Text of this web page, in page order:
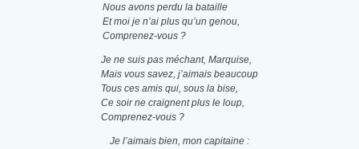
Nous avons perdu la bataille
Et moi je n’ai plus qu’un genou,
Comprenez-vous ?
Je ne suis pas méchant, Marquise,
Mais vous savez, j’aimais beaucoup
Tous ces amis qui, sous la bise,
Ce soir ne craignent plus le loup,
Comprenez-vous ?
Je l’aimais bien, mon capitaine :